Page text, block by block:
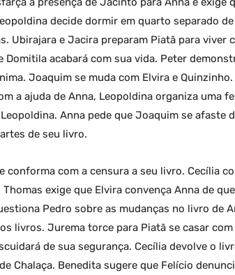
decide dormir em quarto separado
Ubirajara e Jacira preparam Piatã para viver
Domitila acabará com sua vida. Peter
Joaquim se muda com Elvira e
a ajuda de Anna, Leopoldina organiza uma
Anna pede que Joaquim se afaste
de seu livro.
conforma com a censura a seu livro. Cecília
exige que Elvira convença Anna de
Pedro sobre as mudanças no livro de
livros. Jurema torce para Piatã se casar
de sua segurança. Cecília devolve o
Chalaça. Benedita sugere que Felício